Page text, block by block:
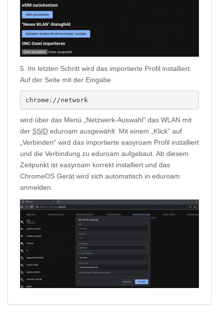
5. Im letzten Schritt wird das importierte Profil installiert.
Auf der Seite mit der Eingabe
chrome://network
wird über das Menü „Netzwerk-Auswahl“ das WLAN mit
der SSID eduroam ausgewählt. Mit einem „Klick“ auf
„Verbinden“ wird das importierte easyroam Profil installiert
und die Verbindung zu eduroam aufgebaut. Ab diesem
Zeitpunkt ist easyroam korrekt installiert und das
ChromeOS Gerät wird sich automatisch in eduroam
anmelden.